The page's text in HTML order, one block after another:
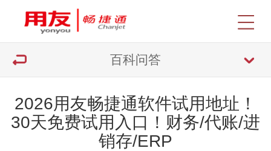
百科问答
2026用友畅捷通软件试用地址！
30天免费试用入口！财务/代账/进
销存/ERP